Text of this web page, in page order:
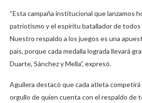
“Esta campaña institucional que lanzamos
patriotismo y el espíritu batallador de todos
Nuestro respaldo a los juegos es una
país, porque cada medalla lograda llevará
Duarte, Sánchez y Mella”, expresó.
Aguilera destacó que cada atleta competirá
orgullo de quien cuenta con el respaldo de